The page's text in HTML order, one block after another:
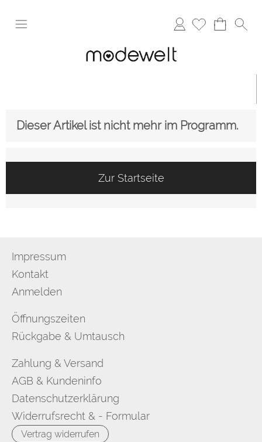
Anmelden
Dieser Artikel ist nicht mehr im Programm.
Zur Startseite
Impressum
Kontakt
Anmelden
Öffnungszeiten
Rückgabe & Umtausch
Zahlung & Versand
AGB & Kundeninfo
Datenschutzerklärung
Widerrufsrecht & - Formular
Vertrag widerrufen